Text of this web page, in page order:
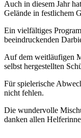
Auch in diesem Jahr
Gelände in festlichem
Ein vielfältiges
beeindruckenden
Auf dem weitläufigen
selbst hergestellten
Für spielerische
nicht fehlen.
Die wundervolle
danken allen